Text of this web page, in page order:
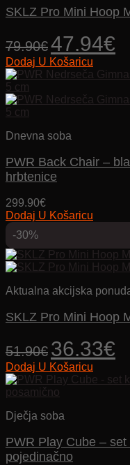
SKLZ Pro Mini Hoop
79.90€
Izvorna
cijena
bila
je:
47.94€
Dodaj U Košaricu
Dnevna soba
PWR Back Chair –
hrbtenice
299.90€
Dodaj U Košaricu
-30%
Aktualna akcijska
SKLZ Pro Mini Hoop
51.90€
Izvorna
cijena
bila
je:
51.90€.
36.33€
Dodaj U Košaricu
Dječja soba
PWR Play Cube –
pojedinačno